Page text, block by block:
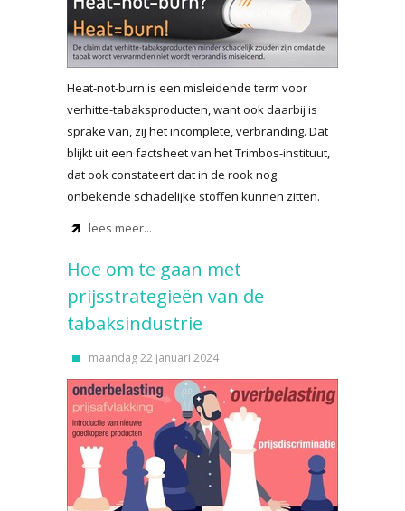
Heat-not-burn is een misleidende term voor
verhitte-tabaksproducten, want ook daarbij is
sprake van, zij het incomplete, verbranding. Dat
blijkt uit een factsheet van het Trimbos-instituut,
dat ook constateert dat in de rook nog
onbekende schadelijke stoffen kunnen zitten.
lees meer...
Hoe om te gaan met
prijsstrategieën van de
tabaksindustrie
maandag 22 januari 2024